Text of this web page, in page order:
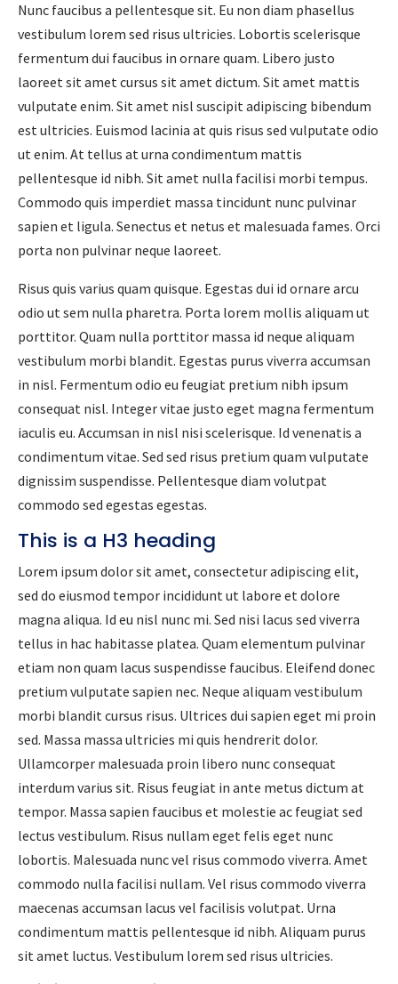
Nunc faucibus a pellentesque sit. Eu non diam phasellus
vestibulum lorem sed risus ultricies. Lobortis scelerisque
fermentum dui faucibus in ornare quam. Libero justo
laoreet sit amet cursus sit amet dictum. Sit amet mattis
vulputate enim. Sit amet nisl suscipit adipiscing bibendum
est ultricies. Euismod lacinia at quis risus sed vulputate odio
ut enim. At tellus at urna condimentum mattis
pellentesque id nibh. Sit amet nulla facilisi morbi tempus.
Commodo quis imperdiet massa tincidunt nunc pulvinar
sapien et ligula. Senectus et netus et malesuada fames. Orci
porta non pulvinar neque laoreet.
Risus quis varius quam quisque. Egestas dui id ornare arcu
odio ut sem nulla pharetra. Porta lorem mollis aliquam ut
porttitor. Quam nulla porttitor massa id neque aliquam
vestibulum morbi blandit. Egestas purus viverra accumsan
in nisl. Fermentum odio eu feugiat pretium nibh ipsum
consequat nisl. Integer vitae justo eget magna fermentum
iaculis eu. Accumsan in nisl nisi scelerisque. Id venenatis a
condimentum vitae. Sed sed risus pretium quam vulputate
dignissim suspendisse. Pellentesque diam volutpat
commodo sed egestas egestas.
This is a H3 heading
Lorem ipsum dolor sit amet, consectetur adipiscing elit,
sed do eiusmod tempor incididunt ut labore et dolore
magna aliqua. Id eu nisl nunc mi. Sed nisi lacus sed viverra
tellus in hac habitasse platea. Quam elementum pulvinar
etiam non quam lacus suspendisse faucibus. Eleifend donec
pretium vulputate sapien nec. Neque aliquam vestibulum
morbi blandit cursus risus. Ultrices dui sapien eget mi proin
sed. Massa massa ultricies mi quis hendrerit dolor.
Ullamcorper malesuada proin libero nunc consequat
interdum varius sit. Risus feugiat in ante metus dictum at
tempor. Massa sapien faucibus et molestie ac feugiat sed
lectus vestibulum. Risus nullam eget felis eget nunc
lobortis. Malesuada nunc vel risus commodo viverra. Amet
commodo nulla facilisi nullam. Vel risus commodo viverra
maecenas accumsan lacus vel facilisis volutpat. Urna
condimentum mattis pellentesque id nibh. Aliquam purus
sit amet luctus. Vestibulum lorem sed risus ultricies.